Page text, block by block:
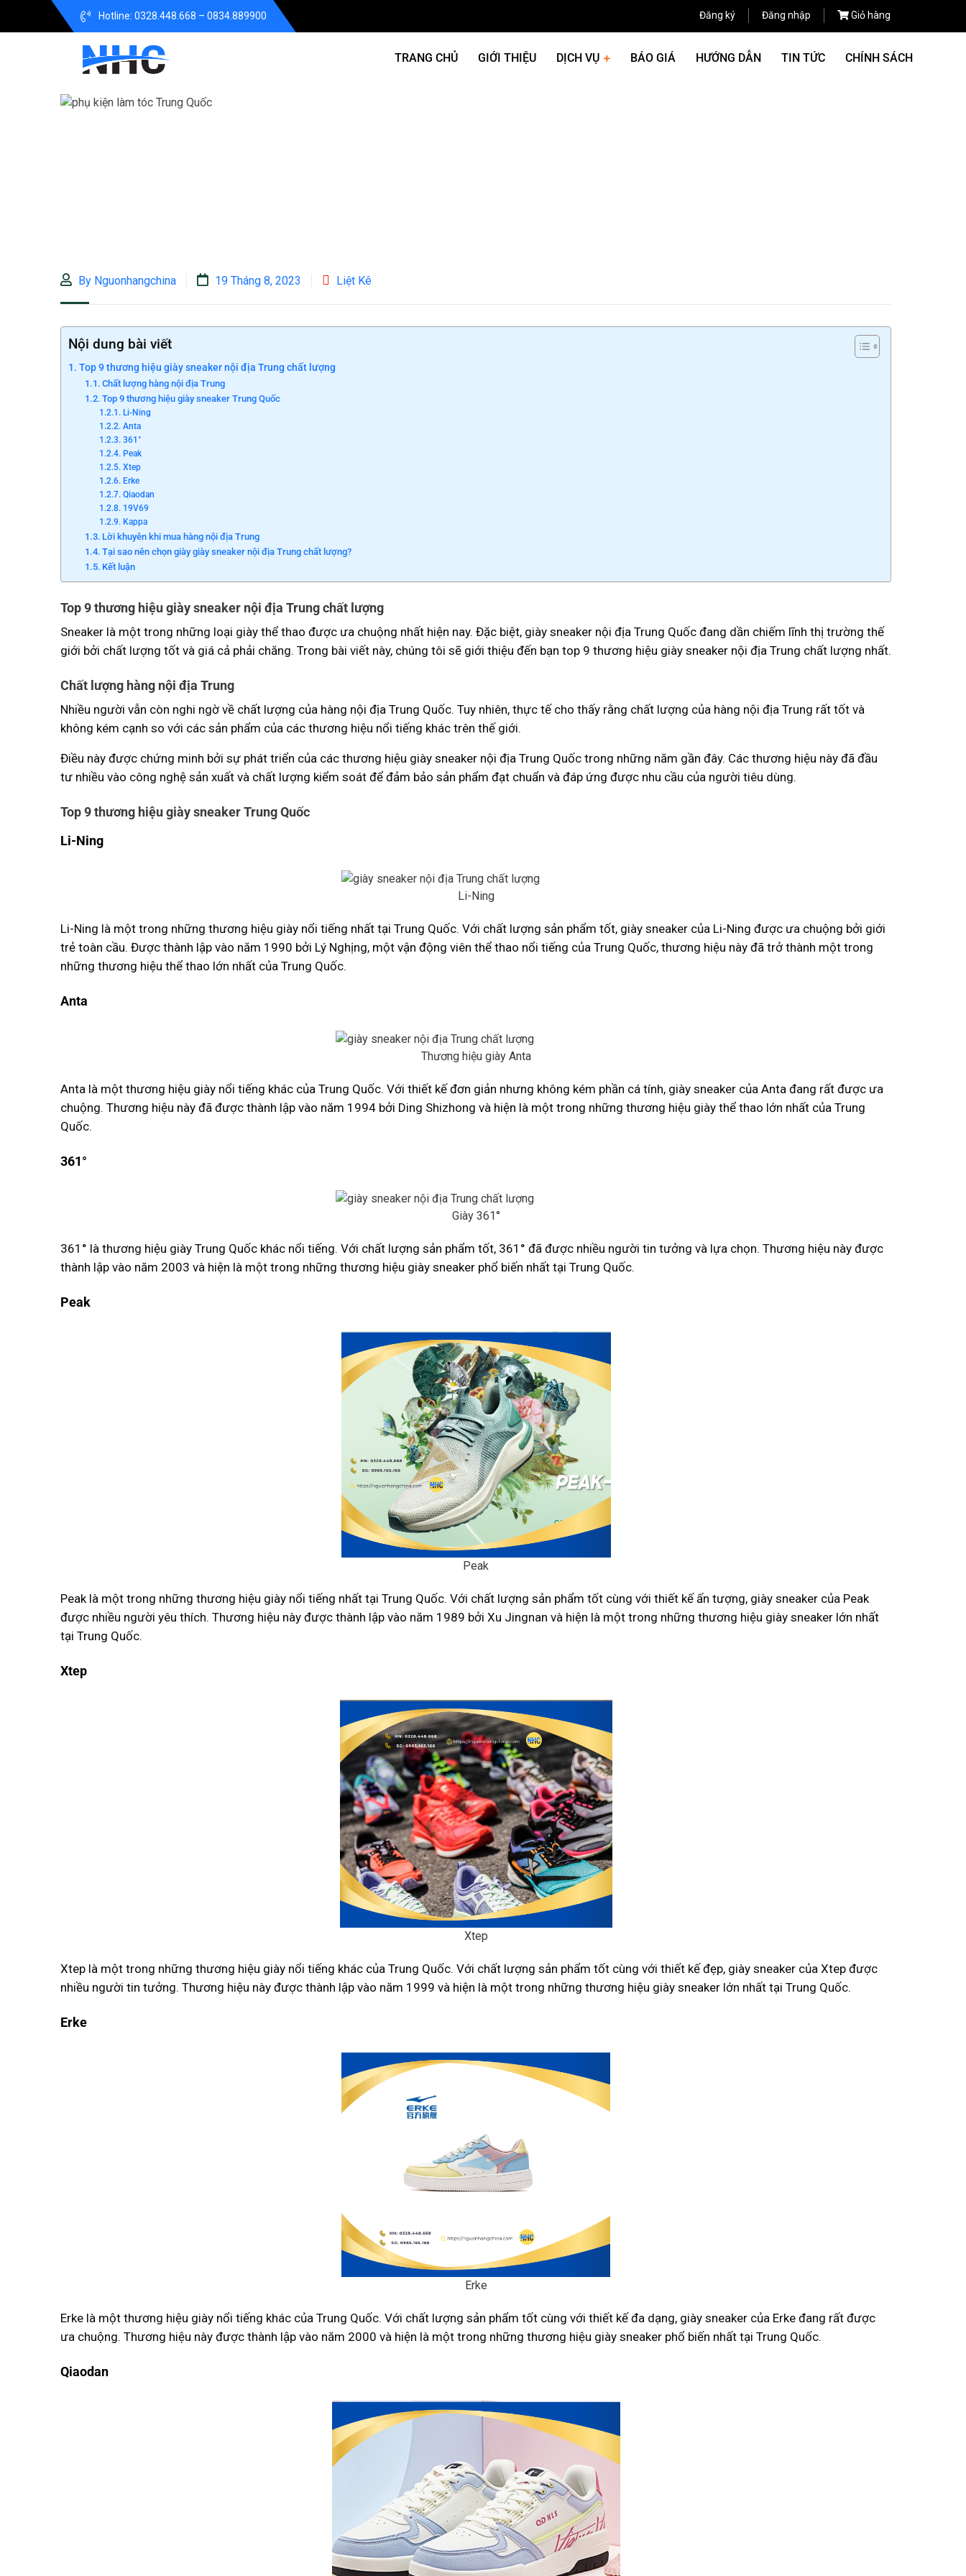
Hotline: 0328.448.668 – 0834.889900 Đăng ký Đăng nhập Giỏ hàng
TRANG CHỦ GIỚI THIỆU DỊCH VỤ BÁO GIÁ HƯỚNG DẪN TIN TỨC CHÍNH SÁCH
By Nguonhangchina 19 Tháng 8, 2023 Liệt Kê
Nội dung bài viết
Top 9 thương hiệu giày sneaker nội địa Trung chất lượng
Chất lượng hàng nội địa Trung
Top 9 thương hiệu giày sneaker Trung Quốc
Li-Ning
Anta
361°
Peak
Xtep
Erke
Qiaodan
19V69
Kappa
Lời khuyên khi mua hàng nội địa Trung
Tại sao nên chọn giày giày sneaker nội địa Trung chất lượng?
Kết luận
Top 9 thương hiệu giày sneaker nội địa Trung chất lượng
Sneaker là một trong những loại giày thể thao được ưa chuộng nhất hiện nay. Đặc biệt, giày sneaker nội địa Trung Quốc đang dần chiếm lĩnh thị trường thế
giới bởi chất lượng tốt và giá cả phải chăng. Trong bài viết này, chúng tôi sẽ giới thiệu đến bạn top 9 thương hiệu giày sneaker nội địa Trung chất lượng nhất.
Chất lượng hàng nội địa Trung
Nhiều người vẫn còn nghi ngờ về chất lượng của hàng nội địa Trung Quốc. Tuy nhiên, thực tế cho thấy rằng chất lượng của hàng nội địa Trung rất tốt và
không kém cạnh so với các sản phẩm của các thương hiệu nổi tiếng khác trên thế giới.
Điều này được chứng minh bởi sự phát triển của các thương hiệu giày sneaker nội địa Trung Quốc trong những năm gần đây. Các thương hiệu này đã đầu
tư nhiều vào công nghệ sản xuất và chất lượng kiểm soát để đảm bảo sản phẩm đạt chuẩn và đáp ứng được nhu cầu của người tiêu dùng.
Top 9 thương hiệu giày sneaker Trung Quốc
Li-Ning
Li-Ning
Li-Ning là một trong những thương hiệu giày nổi tiếng nhất tại Trung Quốc. Với chất lượng sản phẩm tốt, giày sneaker của Li-Ning được ưa chuộng bởi giới
trẻ toàn cầu. Được thành lập vào năm 1990 bởi Lý Nghịng, một vận động viên thể thao nổi tiếng của Trung Quốc, thương hiệu này đã trở thành một trong
những thương hiệu thể thao lớn nhất của Trung Quốc.
Anta
Thương hiệu giày Anta
Anta là một thương hiệu giày nổi tiếng khác của Trung Quốc. Với thiết kế đơn giản nhưng không kém phần cá tính, giày sneaker của Anta đang rất được ưa
chuộng. Thương hiệu này đã được thành lập vào năm 1994 bởi Ding Shizhong và hiện là một trong những thương hiệu giày thể thao lớn nhất của Trung
Quốc.
361°
Giày 361°
361° là thương hiệu giày Trung Quốc khác nổi tiếng. Với chất lượng sản phẩm tốt, 361° đã được nhiều người tin tưởng và lựa chọn. Thương hiệu này được
thành lập vào năm 2003 và hiện là một trong những thương hiệu giày sneaker phổ biến nhất tại Trung Quốc.
Peak
Peak
Peak là một trong những thương hiệu giày nổi tiếng nhất tại Trung Quốc. Với chất lượng sản phẩm tốt cùng với thiết kế ấn tượng, giày sneaker của Peak
được nhiều người yêu thích. Thương hiệu này được thành lập vào năm 1989 bởi Xu Jingnan và hiện là một trong những thương hiệu giày sneaker lớn nhất
tại Trung Quốc.
Xtep
Xtep
Xtep là một trong những thương hiệu giày nổi tiếng khác của Trung Quốc. Với chất lượng sản phẩm tốt cùng với thiết kế đẹp, giày sneaker của Xtep được
nhiều người tin tưởng. Thương hiệu này được thành lập vào năm 1999 và hiện là một trong những thương hiệu giày sneaker lớn nhất tại Trung Quốc.
Erke
Erke
Erke là một thương hiệu giày nổi tiếng khác của Trung Quốc. Với chất lượng sản phẩm tốt cùng với thiết kế đa dạng, giày sneaker của Erke đang rất được
ưa chuộng. Thương hiệu này được thành lập vào năm 2000 và hiện là một trong những thương hiệu giày sneaker phổ biến nhất tại Trung Quốc.
Qiaodan